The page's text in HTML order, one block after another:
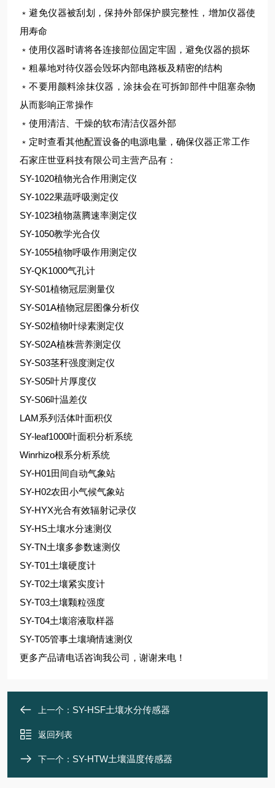
﹡避免仪器被刮划，保持外部保护膜完整性，增加仪器使
用寿命
﹡使用仪器时请将各连接部位固定牢固，避免仪器的损坏
﹡粗暴地对待仪器会毁坏内部电路板及精密的结构
﹡不要用颜料涂抹仪器，涂抹会在可拆卸部件中阻塞杂物
从而影响正常操作
﹡使用清洁、干燥的软布清洁仪器外部
﹡定时查看其他配置设备的电源电量，确保仪器正常工作
石家庄世亚科技有限公司主营产品有：
SY-1020植物光合作用测定仪
SY-1022果蔬呼吸测定仪
SY-1023植物蒸腾速率测定仪
SY-1050教学光合仪
SY-1055植物呼吸作用测定仪
SY-QK1000气孔计
SY-S01植物冠层测量仪
SY-S01A植物冠层图像分析仪
SY-S02植物叶绿素测定仪
SY-S02A植株营养测定仪
SY-S03茎秆强度测定仪
SY-S05叶片厚度仪
SY-S06叶温差仪
LAM系列活体叶面积仪
SY-leaf1000叶面积分析系统
Winrhizo根系分析系统
SY-H01田间自动气象站
SY-H02农田小气候气象站
SY-HYX光合有效辐射记录仪
SY-HS土壤水分速测仪
SY-TN土壤多参数速测仪
SY-T01土壤硬度计
SY-T02土壤紧实度计
SY-T03土壤颗粒强度
SY-T04土壤溶液取样器
SY-T05管事土壤墒情速测仪
更多产品请电话咨询我公司，谢谢来电！
上一个： SY-HSF土壤水分传感器
返回列表
下一个： SY-HTW土壤温度传感器